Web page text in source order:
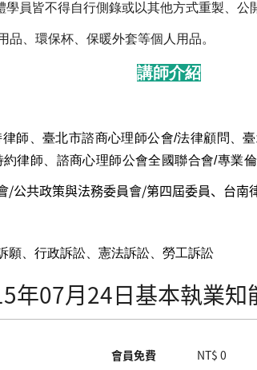
員皆不得自行側錄或以其他方式重製、公
品、環保杯、保暖外套等個人用品。
講師介紹
師、臺北市諮商心理師公會/法律顧問、
律師、諮商心理師公會全國聯合會/專業
/公共政策與法務委員會/第四屆委員、台
願、行政訴訟、憲法訴訟、勞工訴訟
年07月24日基本執業知
會員免費 NT$ 0